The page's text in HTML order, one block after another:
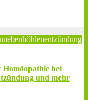
bei
und mehr